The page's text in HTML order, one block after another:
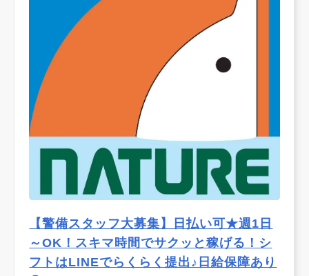
【警備スタッフ大募集】日払い可★週1日
～OK！スキマ時間でサクッと稼げる！シ
フトはLINEでらくらく提出♪日給保障あり